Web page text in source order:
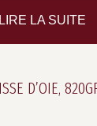
D’OIE,
LIRE LA SUITE